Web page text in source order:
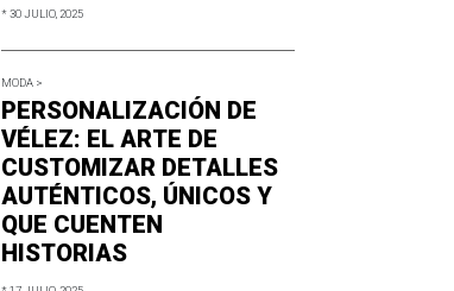
* 30 JULIO, 2025
MODA >
PERSONALIZACIÓN DE
VÉLEZ: EL ARTE DE
CUSTOMIZAR DETALLES
AUTÉNTICOS, ÚNICOS Y
QUE CUENTEN
HISTORIAS